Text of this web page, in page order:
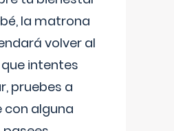
la matrona
volver al
intentes
pruebes a
alguna